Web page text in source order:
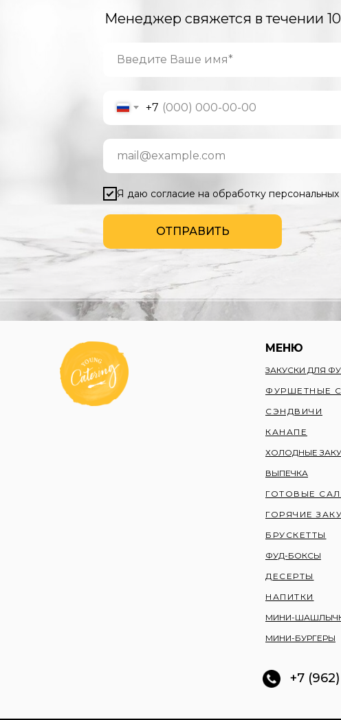
+7
Я даю согласие на обработку
ОТПРАВИТЬ
Менеджер свяжется в течении
МЕНЮ
ЗАКУСКИ ДЛЯ
ФУРШЕТНЫЕ
СЭНДВИЧИ
КАНАПЕ
ХОЛОДНЫЕ
ВЫПЕЧКА
ГОТОВЫЕ
ГОРЯЧИЕ
БРУСКЕТТЫ
ФУД-БОКСЫ
ДЕСЕРТЫ
НАПИТКИ
МИНИ-
МИНИ-БУРГЕРЫ
+7